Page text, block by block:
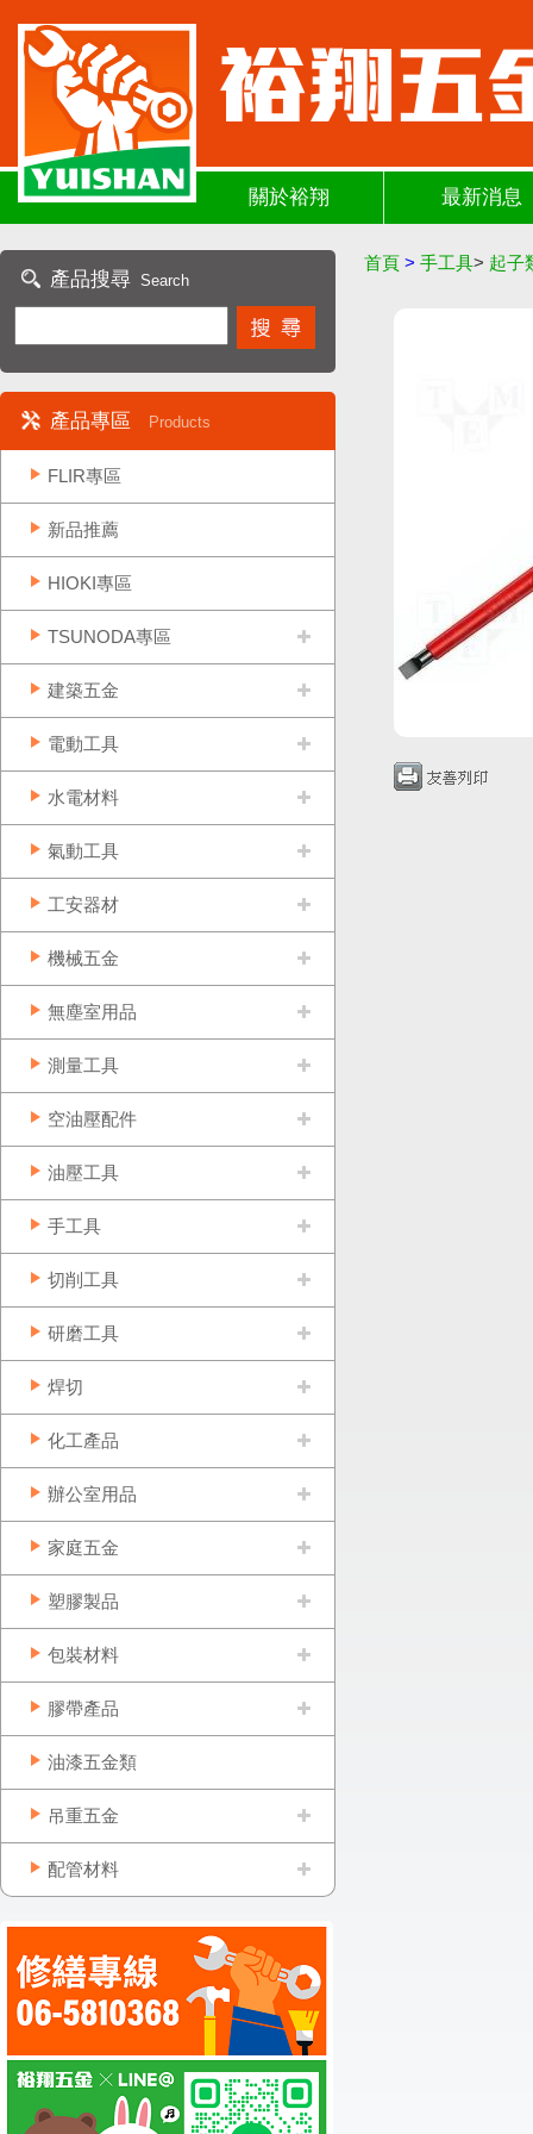
關於裕翔 最新消息
產品搜尋 Search
產品專區 Products
FLIR專區
新品推薦
HIOKI專區
TSUNODA專區
建築五金
電動工具
水電材料
氣動工具
工安器材
機械五金
無塵室用品
測量工具
空油壓配件
油壓工具
手工具
切削工具
研磨工具
焊切
化工產品
辦公室用品
家庭五金
塑膠製品
包裝材料
膠帶產品
油漆五金類
吊重五金
配管材料
首頁 > 手工具> 起子